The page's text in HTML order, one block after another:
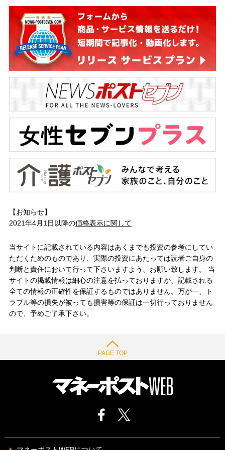
【お知らせ】
2021年4月1日以降の価格表示に関して
当サイトに記載されている内容はあくまでも投資の参考にしてい
ただくためのものであり、実際の投資にあたっては読者ご自身の
判断と責任において行って下さいますよう、お願い致します。 当
サイトの掲載情報は細心の注意を払っておりますが、記載される
全ての情報の正確性を保証するものではありません。万が一、ト
ラブル等の損失が被っても損害等の保証は一切行っておりません
ので、予めご了承下さい。
PAGE TOP